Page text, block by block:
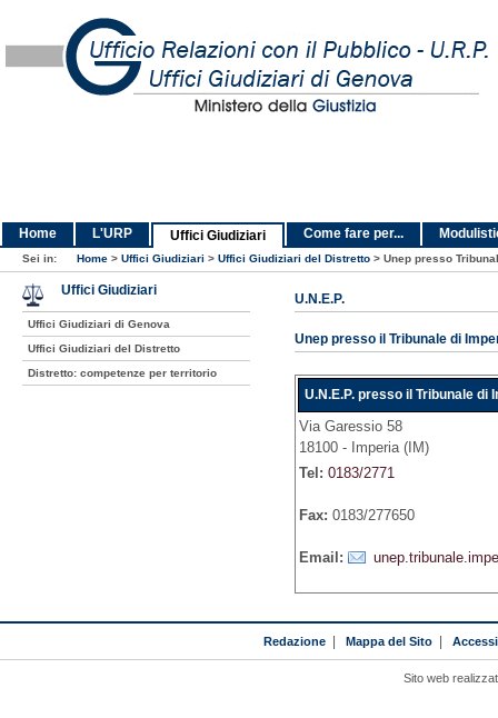
Home L'URP Uffici Giudiziari Come fare per...
Sei in: Home > Uffici Giudiziari > Uffici Giudiziari del Distretto > Unep presso
U.N.E.P.
Unep presso il Tribunale di
U.N.E.P. presso il Tribunale di
Via Garessio 58
18100 - Imperia (IM)
Tel: 0183/2771
Fax: 0183/277650
Email:
Uffici Giudiziari
Uffici Giudiziari di Genova
Uffici Giudiziari del Distretto
Distretto: competenze per territorio
Redazione| Mappa del Sito|
Sito web